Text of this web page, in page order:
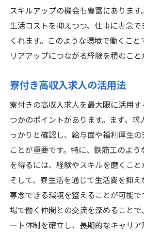
スキルアップの機会も豊富にあります
生活コストを抑えつつ、仕事に専念
くれます。このような環境で働くこ
リアアップにつながる経験を積むこと
寮付き高収入求人の活用法
寮付きの高収入求人を最大限に活用す
つかのポイントがあります。まず、求
っかりと確認し、給与面や福利厚生
ことが重要です。特に、鉄筋工のよ
を得るには、経験やスキルを磨くこと
そして、寮生活を通じて生活費を抑
専念できる環境を整えることが可能
場で働く仲間との交流を深めること
ート体制を確立し、長期的なキャリ